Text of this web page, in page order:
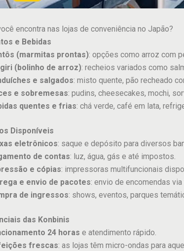
encontra nas lojas de conveniência no Japão?
e Bebidas
(marmitas prontas): opções como arroz com
(bolinho de arroz): recheios variados como
e salgados: misto quente, pão recheado
e sobremesas: pudins, cheesecakes, mochi,
quentes e frias: chá verde, café em lata,
Disponíveis
eletrônicos: saque e depósito para diversos
de contas: luz, água, gás e até impostos.
e cópias: impressoras multifuncionais
e envio de pacotes: envio de encomendas
de ingressos: shows, eventos, parques
das Konbinis
24 horas e atendimento rápido.
frescas: as lojas têm micro-ondas para